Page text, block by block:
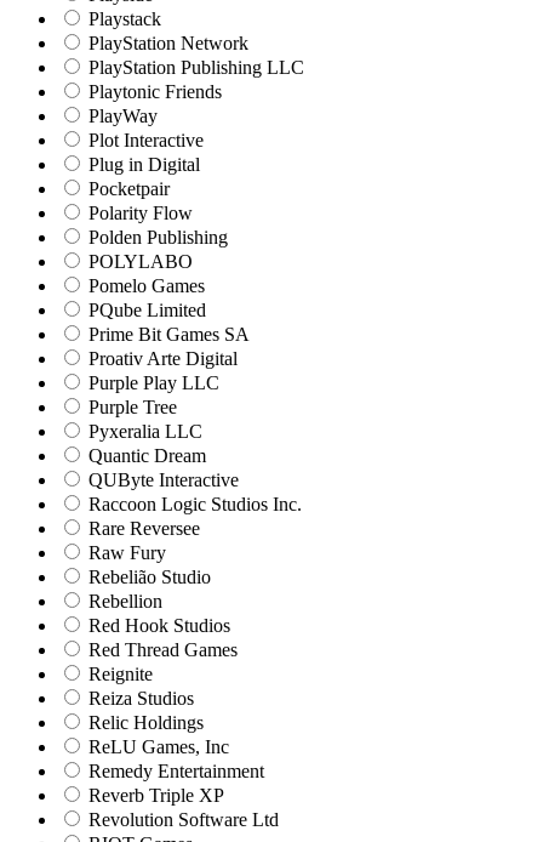
Playstack
PlayStation Network
PlayStation Publishing LLC
Playtonic Friends
PlayWay
Plot Interactive
Plug in Digital
Pocketpair
Polarity Flow
Polden Publishing
POLYLABO
Pomelo Games
PQube Limited
Prime Bit Games SA
Proativ Arte Digital
Purple Play LLC
Purple Tree
Pyxeralia LLC
Quantic Dream
QUByte Interactive
Raccoon Logic Studios Inc.
Rare Reversee
Raw Fury
Rebelião Studio
Rebellion
Red Hook Studios
Red Thread Games
Reignite
Reiza Studios
Relic Holdings
ReLU Games, Inc
Remedy Entertainment
Reverb Triple XP
Revolution Software Ltd